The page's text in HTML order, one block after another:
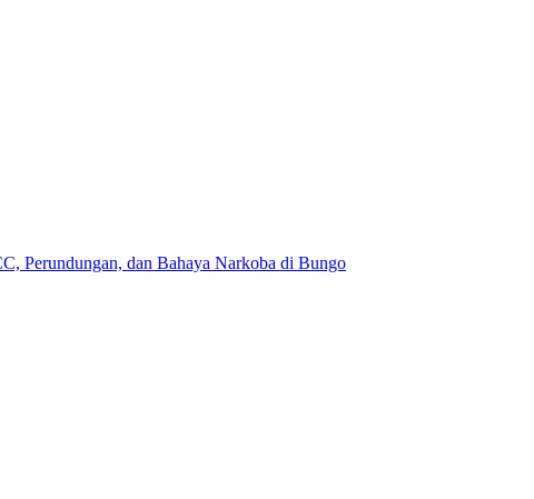
Perundungan, dan Bahaya Narkoba di Bungo